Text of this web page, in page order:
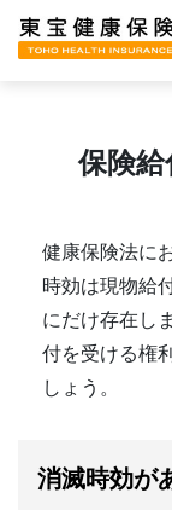
Skip
保険
健康保険法に
時効は現物給
にだけ存在し
付を受ける権
しょう。
消滅時効が